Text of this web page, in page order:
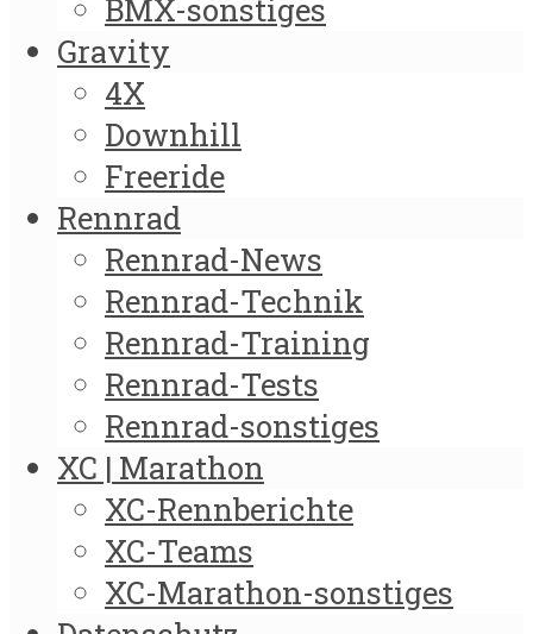
BMX-sonstiges
Gravity
4X
Downhill
Freeride
Rennrad
Rennrad-News
Rennrad-Technik
Rennrad-Training
Rennrad-Tests
Rennrad-sonstiges
XC | Marathon
XC-Rennberichte
XC-Teams
XC-Marathon-sonstiges